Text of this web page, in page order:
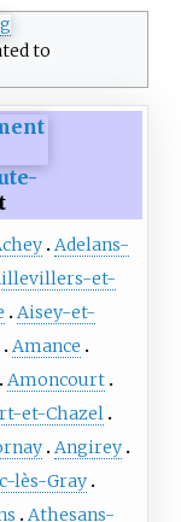
to
Adelans-
et-
Aisey-et-
Amance
Amoncourt
et-Chazel
Angirey
lès-Gray
Athesans-